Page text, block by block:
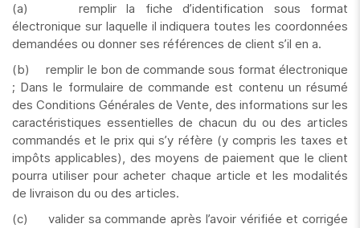
(a) remplir la fiche d’identification sous format
électronique sur laquelle il indiquera toutes les coordonnées
demandées ou donner ses références de client s’il en a.
(b) remplir le bon de commande sous format électronique
; Dans le formulaire de commande est contenu un résumé
des Conditions Générales de Vente, des informations sur les
caractéristiques essentielles de chacun du ou des articles
commandés et le prix qui s’y réfère (y compris les taxes et
impôts applicables), des moyens de paiement que le client
pourra utiliser pour acheter chaque article et les modalités
de livraison du ou des articles.
(c) valider sa commande après l’avoir vérifiée et corrigée